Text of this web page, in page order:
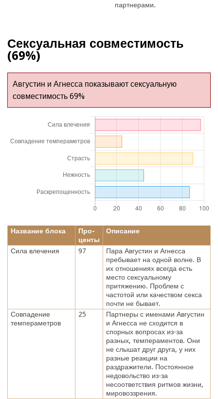
партнерами.
Сексуальная совместимость
(69%)
Августин и Агнесса показывают сексуальную
совместимость 69%
Название блока
Про-
центы
Описание
Сила влечения 97
Пара Августин и Агнесса
пребывает на одной волне. В
их отношениях всегда есть
место сексуальному
притяжению. Проблем с
частотой или качеством секса
почти не бывает.
Совпадение
темпераметров
25
Партнеры с именами Августин
и Агнесса не сходится в
спорных вопросах из-за
разных, темпераментов. Они
не слышат друг друга, у них
разные реакции на
раздражители. Постоянное
недовольство из-за
несоответствия ритмов жизни,
мировоззрения.